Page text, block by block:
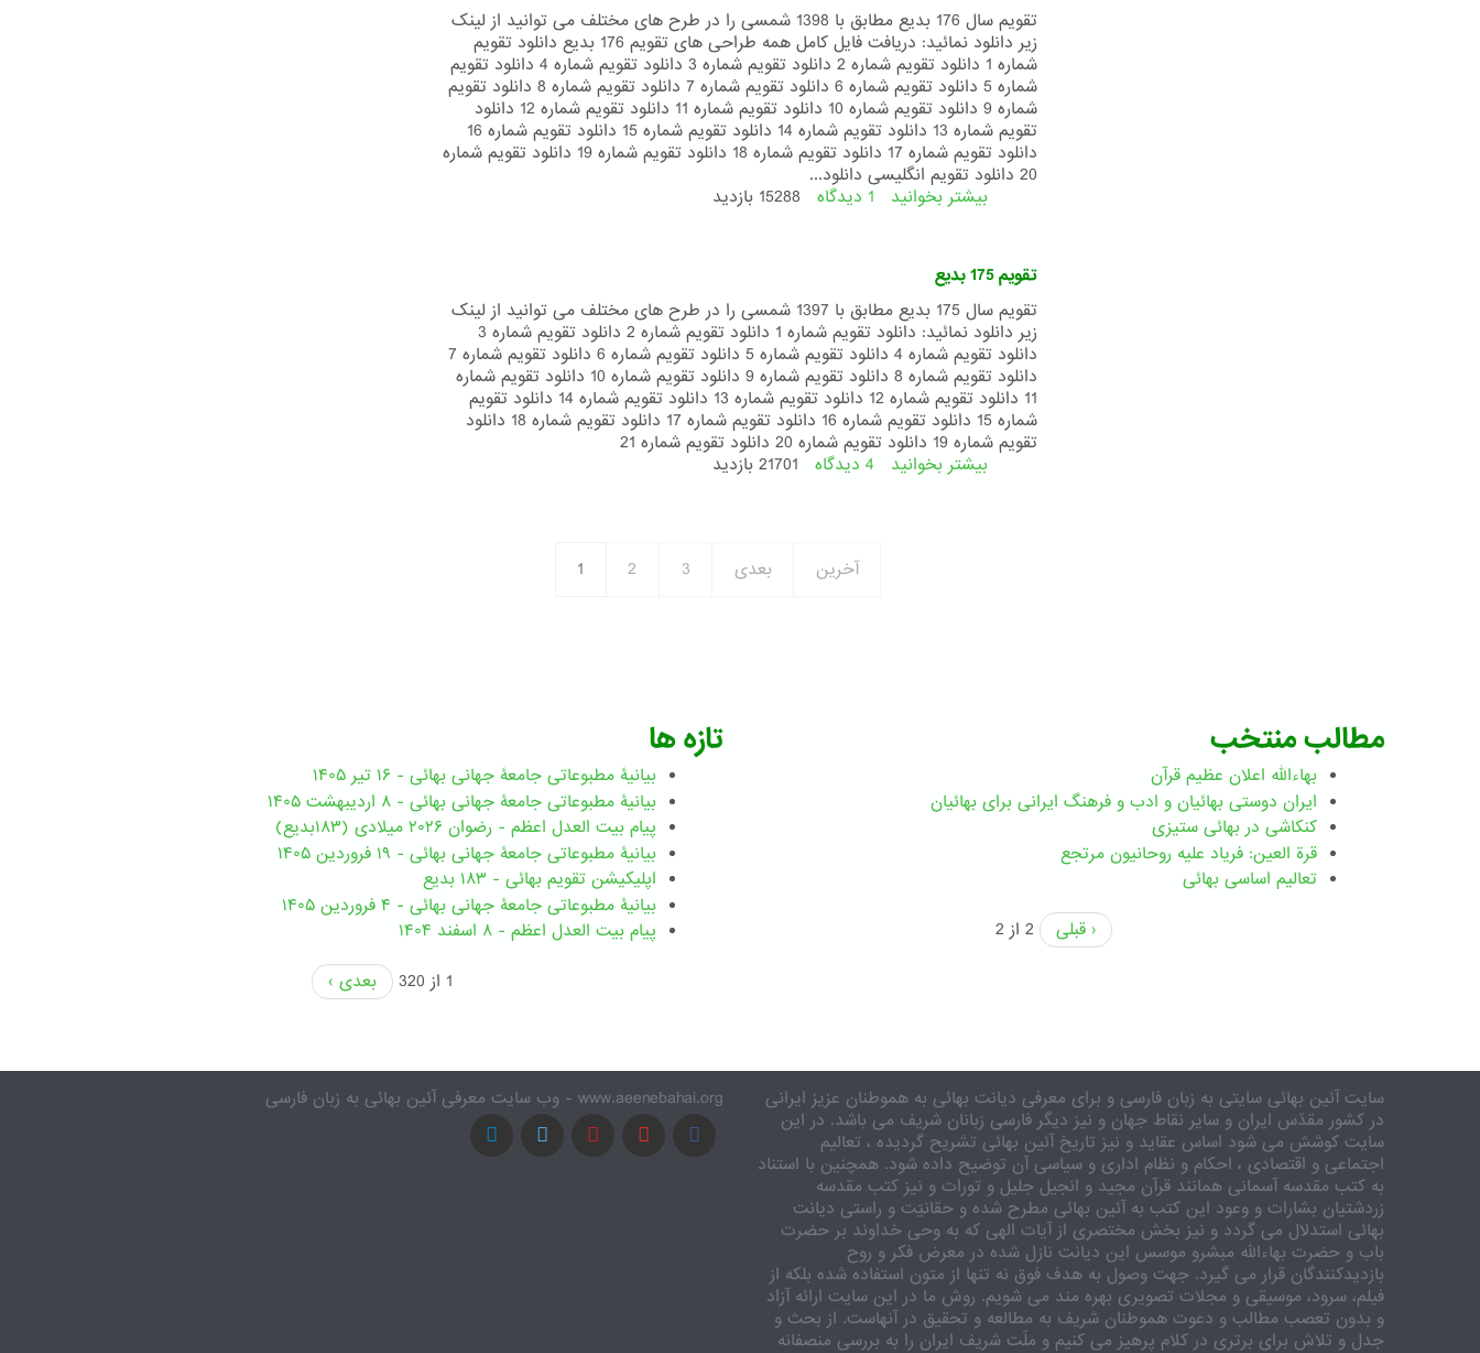
شمسی)
تقویم سال 176 بدیع مطابق با 1398 شمسی را در طرح های مختلف می توانید از لینک
زیر دانلود نمائید: دریافت فایل کامل همه طراحی های تقویم 176 بدیع دانلود تقویم
شماره 1 دانلود تقویم شماره 2 دانلود تقویم شماره 3 دانلود تقویم شماره 4 دانلود تقویم
شماره 5 دانلود تقویم شماره 6 دانلود تقویم شماره 7 دانلود تقویم شماره 8 دانلود تقویم
شماره 9 دانلود تقویم شماره 10 دانلود تقویم شماره 11 دانلود تقویم شماره 12 دانلود
تقویم شماره 13 دانلود تقویم شماره 14 دانلود تقویم شماره 15 دانلود تقویم شماره 16
دانلود تقویم شماره 17 دانلود تقویم شماره 18 دانلود تقویم شماره 19 دانلود تقویم شماره
20 دانلود تقویم انگلیسی دانلود...
بیشتر بخوانید درباره
شمسی)
1 دیدگاه 15288 بازدید
تقویم 175 بدیع
تقویم سال 175 بدیع مطابق با 1397 شمسی را در طرح های مختلف می توانید از لینک
زیر دانلود نمائید: دانلود تقویم شماره 1 دانلود تقویم شماره 2 دانلود تقویم شماره 3
دانلود تقویم شماره 4 دانلود تقویم شماره 5 دانلود تقویم شماره 6 دانلود تقویم شماره 7
دانلود تقویم شماره 8 دانلود تقویم شماره 9 دانلود تقویم شماره 10 دانلود تقویم شماره
11 دانلود تقویم شماره 12 دانلود تقویم شماره 13 دانلود تقویم شماره 14 دانلود تقویم
شماره 15 دانلود تقویم شماره 16 دانلود تقویم شماره 17 دانلود تقویم شماره 18 دانلود
تقویم شماره 19 دانلود تقویم شماره 20 دانلود تقویم شماره 21
بیشتر بخوانید درباره
4 دیدگاه 21701 بازدید
1 2 3 بعدی آخرین
تازه ها
بیانیۀ مطبوعاتی جامعۀ جهانی بهائی - ۱۶ تیر ۱۴۰۵
بیانیۀ مطبوعاتی جامعۀ جهانی بهائی - ۸ اردیبهشت ۱۴۰۵
پیام بیت العدل اعظم - رضوان ۲۰۲۶ میلادی (۱۸۳بدیع)
بیانیۀ مطبوعاتی جامعۀ جهانی بهائی - ۱۹ فروردین ۱۴۰۵
اپلیکیشن تقویم بهائی - ۱۸۳ بدیع
بیانیۀ مطبوعاتی جامعۀ جهانی بهائی - ۴ فروردین ۱۴۰۵
پیام بیت العدل اعظم - ۸ اسفند ۱۴۰۴
1 از 320
بعدی ›
مطالب منتخب
بهاءالله اعلان عظیم قرآن
ايران دوستی بهائيان و ادب و فرهنگ ايرانی برای بهائيان
کنکاشی در بهائی ستيزی
قرة العین: فریاد علیه روحانیون مرتجع
تعالیم اساسی بهائی
‹ قبلی
2 از 2
www.aeenebahai.org - وب سایت معرفی آئین بهائی به زبان فارسی
سایت آئین بهائی سایتی به زبان فارسی و برای معرفی دیانت بهائی به هموطنان عزیز ایرانی
در کشور مقدّس ایران و سایر نقاط جهان و نیز دیگر فارسی زبانان شریف می باشد. در این
سایت کوشش می شود اساس عقاید و نیز تاریخ آئین بهائی تشریح گردیده ، تعالیم
اجتماعی و اقتصادی ، احکام و نظام اداری و سیاسی آن توضیح داده شود. همچنین با استناد
به کتب مقدسه آسمانی همانند قرآن مجید و انجیل جلیل و تورات و نیز کتب مقدسه
زردشتیان بشارات و وعود این کتب به آئین بهائی مطرح شده و حقانیّت و راستی دیانت
بهائی استدلال می گردد و نیز بخش مختصری از آیات الهی که به وحی خداوند بر حضرت
باب و حضرت بهاءالله مبشرو موسس این دیانت نازل شده در معرض فکر و روح
بازدیدکنندگان قرار می گیرد. جهت وصول به هدف فوق نه تنها از متون استفاده شده بلکه از
فیلم، سرود، موسیقی و مجلات تصویری بهره مند می شویم. روش ما در این سایت ارائه آزاد
و بدون تعصب مطالب و دعوت هموطنان شریف به مطالعه و تحقیق در آنهاست. از بحث و
جدل و تلاش برای برتری در کلام پرهیز می کنیم و ملّت شریف ایران را به بررسی منصفانه